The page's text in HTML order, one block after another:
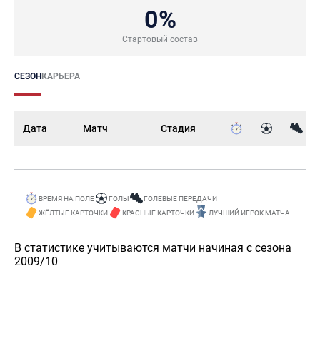
0%
Стартовый состав
СЕЗОНКАРЬЕРА
Дата Матч Стадия
ВРЕМЯ НА ПОЛЕ ГОЛЫ
ГОЛЕВЫЕ ПЕРЕДАЧИ
ЖЁЛТЫЕ КАРТОЧКИ
КРАСНЫЕ КАРТОЧКИ ЛУЧШИЙ ИГРОК МАТЧА
В статистике учитываются матчи начиная с сезона
2009/10